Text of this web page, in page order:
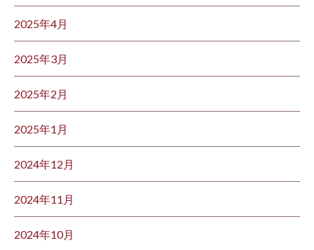
2025年4月
2025年3月
2025年2月
2025年1月
2024年12月
2024年11月
2024年10月